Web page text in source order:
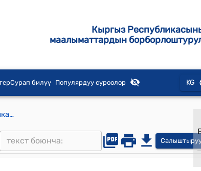
Кыргыз
маалыматтардын
Сурап билүү Популярдуу суроолор KG
КР Президентинин 2013-жылдын 28-июнундагы ПЖ №146 "Кыргыз Республикасынын жарандыгынан чыгуу жөнүндө" жарлыгы